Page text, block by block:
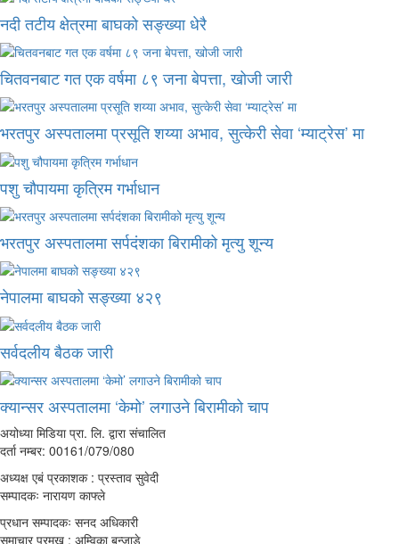
नदी तटीय क्षेत्रमा बाघको सङ्ख्या धेरै
चितवनबाट गत एक वर्षमा ८९ जना बेपत्ता, खोजी जारी
भरतपुर अस्पतालमा प्रसूति शय्या अभाव, सुत्केरी सेवा ‘म्याट्रेस’ मा
पशु चौपायमा कृत्रिम गर्भाधान
भरतपुर अस्पतालमा सर्पदंशका बिरामीको मृत्यु शून्य
नेपालमा बाघको सङ्ख्या ४२९
सर्वदलीय बैठक जारी
क्यान्सर अस्पतालमा ‘केमो’ लगाउने बिरामीको चाप
अयोध्या मिडिया प्रा. लि. द्वारा संचालित
दर्ता नम्बर: 00161/079/080
अध्यक्ष एबं प्रकाशक : प्रस्ताव सुवेदी
सम्पादकः नारायण काफ्ले
प्रधान सम्पादकः सनद अधिकारी
समाचार प्रमुख : अम्विका बन्जाडे